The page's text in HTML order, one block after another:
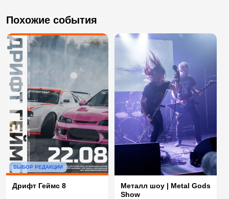
Похожие события
ВЫБОР РЕДАКЦИИ
Дрифт Геймс 8
Металл шоу | Metal Gods
Show